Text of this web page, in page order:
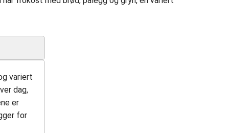
variert
dag,
er
for